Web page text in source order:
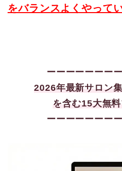
をバランスよくやって
ーーーーーーー
2026年最新サロン
を含む15大無
ーーーーーーー